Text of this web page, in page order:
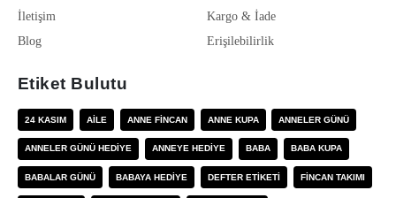
İletişim
Blog
Kargo & İade
Erişilebilirlik
Etiket Bulutu
24 KASIM AILE ANNE FINCAN ANNE KUPA ANNELER GÜNÜ
ANNELER GÜNÜ HEDIYE ANNEYE HEDIYE BABA BABA KUPA
BABALAR GÜNÜ BABAYA HEDIYE DEFTER ETIKETI FINCAN TAKIMI